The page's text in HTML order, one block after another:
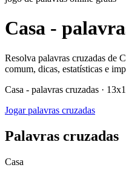
Casa -
Resolva palavras cruzadas de
comum, dicas, estatísticas e
Casa - palavras cruzadas ·
Jogar palavras cruzadas
Palavras cruzadas
Casa